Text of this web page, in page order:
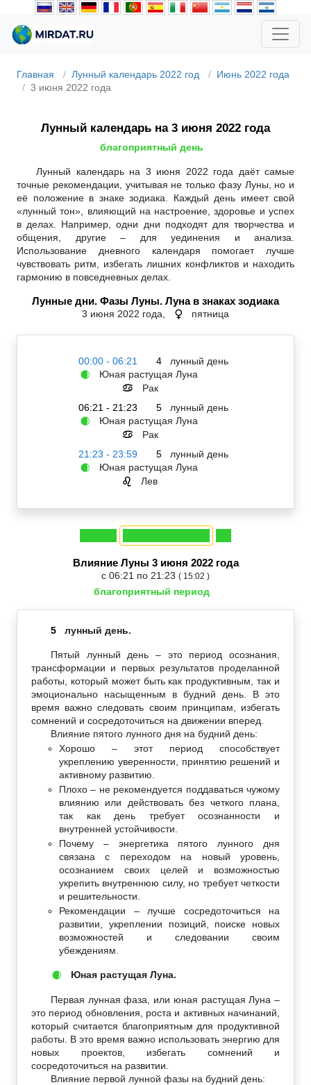
Главная Лунный календарь 2022 год
Июнь 2022 года
3 июня 2022 года
Лунный календарь на 3 июня 2022 года
благоприятный день
Лунный календарь на 3 июня 2022 года даёт самые
точные рекомендации, учитывая не только фазу Луны, но и
её положение в знаке зодиака. Каждый день имеет свой
«лунный тон», влияющий на настроение, здоровье и успех
в делах. Например, одни дни подходят для творчества и
общения, другие – для уединения и анализа.
Использование дневного календаря помогает лучше
чувствовать ритм, избегать лишних конфликтов и находить
гармонию в повседневных делах.
Лунные дни. Фазы Луны. Луна в знаках зодиака
3 июня 2022 года, ♀ пятница
00:00 - 06:21 4 лунный день
🌒 Юная растущая Луна
♋
Рак
06:21 - 21:23
5 лунный день
🌒 Юная растущая Луна
♋
Рак
21:23 - 23:59
5 лунный день
🌒 Юная растущая Луна
♌ Лев
Влияние Луны 3 июня 2022 года
с 06:21 по 21:23 ( 15:02 )
благоприятный период
5 лунный день.
Пятый лунный день – это период осознания,
трансформации и первых результатов проделанной
работы, который может быть как продуктивным, так и
эмоционально насыщенным в будний день. В это
время важно следовать своим принципам, избегать
сомнений и сосредоточиться на движении вперед.
Влияние пятого лунного дня на будний день:
Хорошо – этот период способствует
укреплению уверенности, принятию решений и
активному развитию.
Плохо – не рекомендуется поддаваться чужому
влиянию или действовать без четкого плана,
так как день требует осознанности и
внутренней устойчивости.
Почему – энергетика пятого лунного дня
связана с переходом на новый уровень,
осознанием своих целей и возможностью
укрепить внутреннюю силу, но требует четкости
и решительности.
Рекомендации – лучше сосредоточиться на
развитии, укреплении позиций, поиске новых
возможностей и следовании своим
убеждениям.
🌒 Юная растущая Луна.
Первая лунная фаза, или юная растущая Луна –
это период обновления, роста и активных начинаний,
который считается благоприятным для продуктивной
работы. В это время важно использовать энергию для
новых проектов, избегать сомнений и
сосредоточиться на развитии.
Влияние первой лунной фазы на будний день: